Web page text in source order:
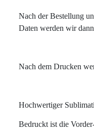
Nach der Bestellung
Daten werden wir
Nach dem Drucken
Hochwertiger
Bedruckt ist die